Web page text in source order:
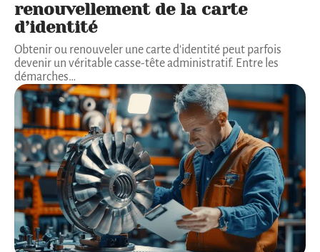
renouvellement de la carte
d’identité
Obtenir ou renouveler une carte d'identité peut parfois
devenir un véritable casse-tête administratif. Entre les
démarches…